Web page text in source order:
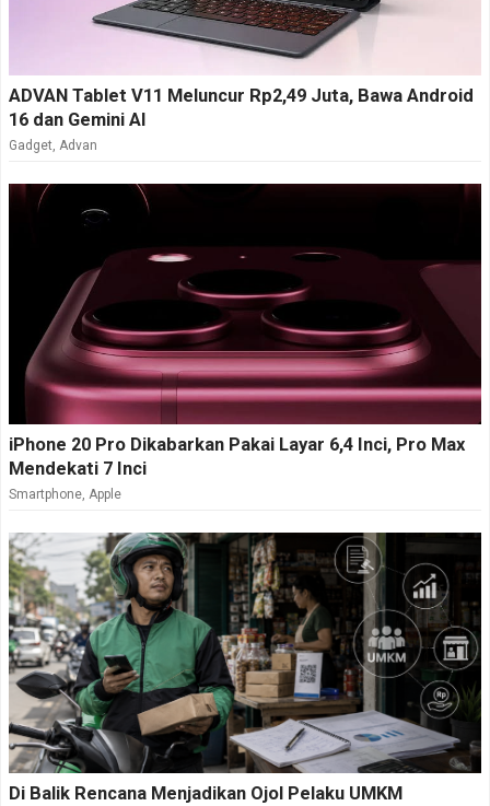
ADVAN Tablet V11 Meluncur Rp2,49 Juta, Bawa Android
16 dan Gemini AI
Gadget, Advan
iPhone 20 Pro Dikabarkan Pakai Layar 6,4 Inci, Pro Max
Mendekati 7 Inci
Smartphone, Apple
Di Balik Rencana Menjadikan Ojol Pelaku UMKM